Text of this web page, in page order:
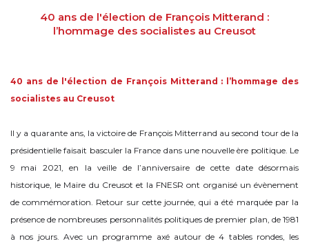
40 ans de l'élection de François Mitterand :
l’hommage des socialistes au Creusot
40 ans de l'élection de François Mitterand : l’hommage des
socialistes au Creusot
Il y a quarante ans, la victoire de François Mitterrand au second tour de la
présidentielle faisait basculer la France dans une nouvelle ère politique. Le
9 mai 2021, en la veille de l’anniversaire de cette date désormais
historique, le Maire du Creusot et la FNESR ont organisé un évènement
de commémoration. Retour sur cette journée, qui a été marquée par la
présence de nombreuses personnalités politiques de premier plan, de 1981
à nos jours. Avec un programme axé autour de 4 tables rondes, les